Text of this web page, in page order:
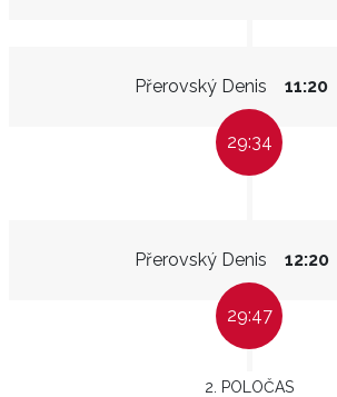
Přerovský Denis 11:20
29:34
Přerovský Denis 12:20
29:47
2. POLOČAS